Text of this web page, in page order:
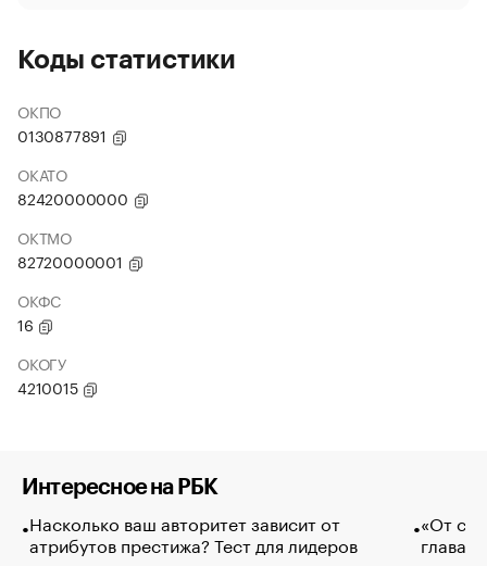
Коды статистики
ОКПО
0130877891
ОКАТО
82420000000
ОКТМО
82720000001
ОКФС
16
ОКОГУ
4210015
Интересное на РБК
Насколько ваш авторитет зависит от
атрибутов престижа? Тест для лидеров
«От
глава